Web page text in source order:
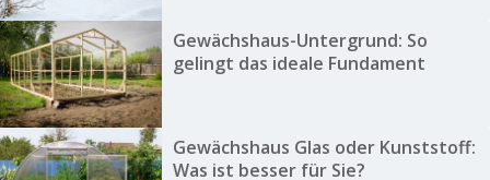
Gewächshaus-Untergrund: So
gelingt das ideale Fundament
Gewächshaus Glas oder Kunststoff:
Was ist besser für Sie?